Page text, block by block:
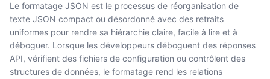
Le formatage JSON est le processus de réorganisation de
texte JSON compact ou désordonné avec des retraits
uniformes pour rendre sa hiérarchie claire, facile à lire et à
déboguer. Lorsque les développeurs déboguent des réponses
API, vérifient des fichiers de configuration ou contrôlent des
structures de données, le formatage rend les relations